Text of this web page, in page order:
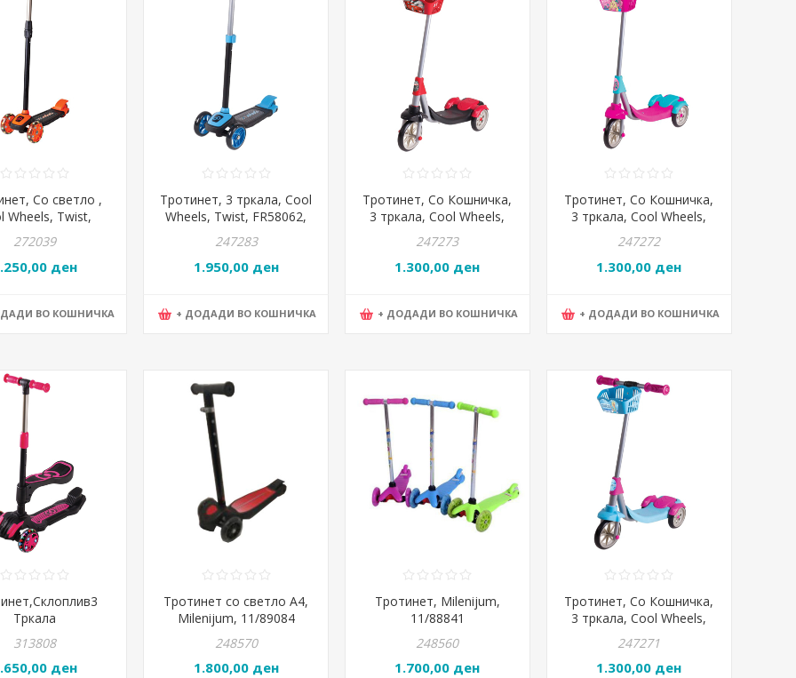
Со светло ,
Wheels, Twist,
Портокалова
272039
ден
ВО КОШНИЧКА
Тротинет, 3 тркала, Cool
Wheels, Twist, FR58062,
Сина
247283
1.950,00 ден
+ ДОДАДИ ВО КОШНИЧКА
Тротинет, Со Кошничка,
3 тркала, Cool Wheels,
Speed, FR58321
247273
1.300,00 ден
+ ДОДАДИ ВО КОШНИЧКА
Тротинет, Со Кошничка,
3 тркала, Cool Wheels,
Linda, FR58338
247272
1.300,00 ден
+ ДОДАДИ ВО КОШНИЧКА
Тркала
седиште,Cool
313808
ден
Тротинет со светло А4,
Milenijum, 11/89084
248570
1.800,00 ден
Тротинет, Milenijum,
11/88841
248560
1.700,00 ден
Тротинет, Со Кошничка,
3 тркала, Cool Wheels,
247271
1.300,00 ден